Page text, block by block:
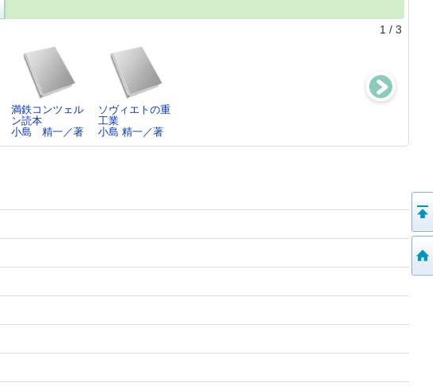
1 / 3
満鉄コンツェル
ン読本
小島 精一／著
ソヴィエトの重
工業
小島 精一／著